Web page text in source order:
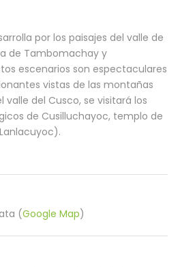
por los paisajes del valle de
de Tambomachay y
escenarios son espectaculares
vistas de las montañas
valle del Cusco, se visitará los
de Cusilluchayoc, templo de
(Google Map)